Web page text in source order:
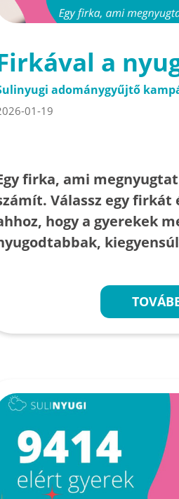
a
adománygyűjtő
01-19
firka, ami
Válassz egy firkát
hogy a gyerekek